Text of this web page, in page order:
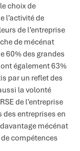
choix de
l’activité de
de l’entreprise
de mécénat
60% des grandes
également 63%
par un reflet des
la volonté
de l’entreprise
des entreprises en
mécénat
compétences